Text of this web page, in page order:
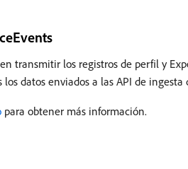
transmitir los registros de perfil y
datos enviados a las API de
para obtener más información.